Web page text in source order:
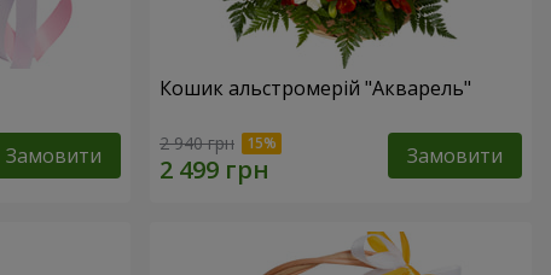
Замовити
Кошик альстромерій "Акварель"
2 940 грн Замовити